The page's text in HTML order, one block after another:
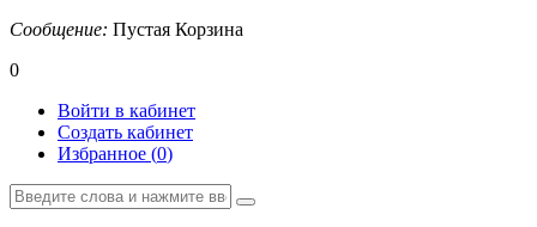
Сообщение: Пустая Корзина
0
Войти в кабинет
Создать кабинет
Избранное (0)